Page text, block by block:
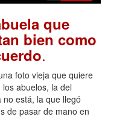
que
bien como
.
foto vieja que quiere
abuelos, la del
está, la que llegó
de pasar de mano en